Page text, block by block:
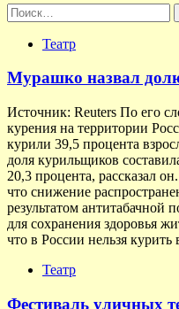
Найти:
Театр
Мурашко назвал
Источник: Reuters По его
курения на территории
курили 39,5 процента
доля курильщиков
20,3 процента, рассказал
что снижение
результатом антитабачной
для сохранения здоровья
что в России нельзя
Театр
Фестиваль уличных